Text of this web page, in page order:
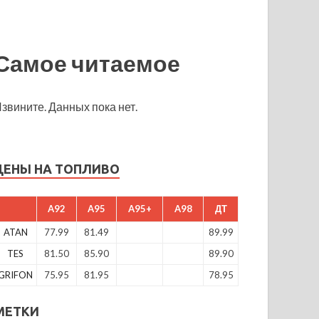
читаемое
Данных пока нет.
НА ТОПЛИВО
A92 A95 A95+ A98 ДТ
ATAN 77.99 81.49
89.99
TES
81.50 85.90
89.90
75.95 81.95 78.95